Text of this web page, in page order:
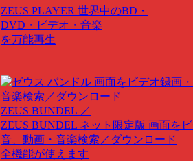
ZEUS PLAYER 世界中のBD・
DVD・ビデオ・音楽
を万能再生
ZEUS BUNDEL ／
ZEUS BUNDEL ネット限定版 画面を
音、動画・音楽検索／ダウンロード
全機能が使えます